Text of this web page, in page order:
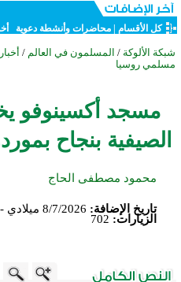
كل الأقسام |محاضرات وأنشطة دعوية
شبكة الألوكة / المسلمون في العالم / أخبار
مسلمي روسيا
مسجد أكسينوفو
الصيفية بنجاح
محمود مصطفى الحاج
تاريخ الإضافة: 8/7/2026 ميلادي - 22/1/1448 هجري
الزيارات: 702